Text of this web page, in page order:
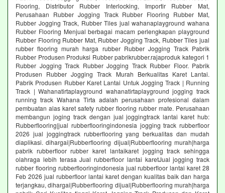
Flooring, Distributor Rubber Interlocking, Importir Rubber Mat,
Perusahaan Rubber Jogging Track Rubber Flooring Rubber Mat,
Rubber Jogging Track, Rubber Tiles jual wahanaplayground wahana
Rubber Flooring Menjual berbagai macam perlengkapan playground
Rubber Flooring Rubber Mat, Rubber Jogging Track, Rubber Tiles jual
rubber flooring murah harga rubber Rubber Jogging Track Pabrik
Rubber Produsen Produksi Rubber pabrikrubber.rajaproduk kategori 1
Rubber Jogging Track Rubber Jogging Track Rubber Floor. Pabrik
Produsen Rubber Jogging Track Murah Berkualitas Karet Lantai.
Pabrik Produsen Rubber Karet Lantai Untuk Jogging Track | Running
Track | Wahanatirtaplayground wahanatirtaplayground jogging track
running track Wahana Tirta adalah perusahaan profesional dalam
pembuatan alas karet safety rubber flooring rubber mate. Perusahaan
membangun joging track dengan jual joggingtrack lantai karet hub:
Rubberflooring|jual rubberflooringindonesia jogging track rubberfloor
2026 jual joggingtrack rubberflooring yang berkualitas dan mudah
diaplikasi. dihargai|Rubberflooring dijual|Rubberflooring murah|harga
pabrik rubberfloor rubber karet lantaikaret jogging track sehingga
olahraga lebih terasa Jual rubberfloor lantai karetJual jogging track
rubber flooring rubberflooringindonesia jual rubberfloor lantai karet 28
Feb 2026 jual rubberfloor lantai karet dengan kualitas baik dan harga
terjangkau, dihargai|Rubberflooring dijual|Rubberflooring murah|harga